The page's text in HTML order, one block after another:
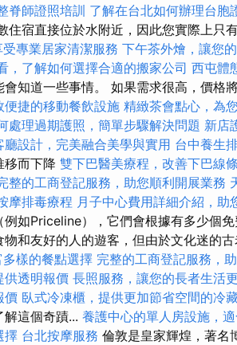
脊師證照培訓 了解在台北如何辦理台胞
住宿直接位於水附近，因此您實際上只
專業居家清潔服務 下午茶外燴，讓您
，了解如何選擇合適的搬家公司 西屯體
知道一些事情。 如果需求很高，價格
便捷的移動餐飲設施 精緻茶會點心，為
處理過期護照，簡單步驟解決問題 新店
廳設計，完美融合美學與實用 台中養生
移而下降 雙下巴醫美療程，改善下巴線條
整的工商登記服務，助您順利開展業務
摩排毒療程 月子中心費用詳細介紹，助
例如Priceline），它們會根據有多少個
和友好的人的遊客，但由於文化迷的
樣的餐點選擇 完整的工商登記服務，
供透明報價 長照服務，讓您的長者生活
價 臥式冷凍櫃，提供更加節省空間的冷
這個奇蹟... 養護中心的單人房設施，
擇 台北按摩服務 倫敦是皇家輝煌，著名